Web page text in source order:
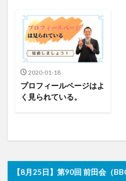
2020-01-18
プロフィールページはよ
く見られている。
【8月25日】第90回 前田会（